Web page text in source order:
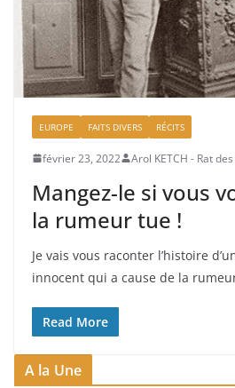
EUROPE FAITS DIVERS RÉCITS
février 23, 2022 Arol KETCH - Rat
Mangez-le si vous
la rumeur tue !
Je vais vous raconter l’histoire
innocent qui a cause de la
Read More
A la Une